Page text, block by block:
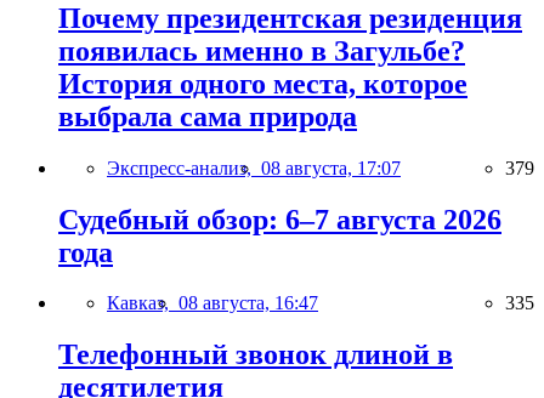
Почему президентская резиденция
появилась именно в Загульбе?
История одного места, которое
выбрала сама природа
Экспресс-анализ, 08 августа, 17:07 379
Судебный обзор: 6–7 августа 2026
года
Кавказ, 08 августа, 16:47 335
Телефонный звонок длиной в
десятилетия